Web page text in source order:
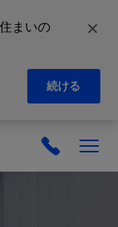
まいの
続ける
✕